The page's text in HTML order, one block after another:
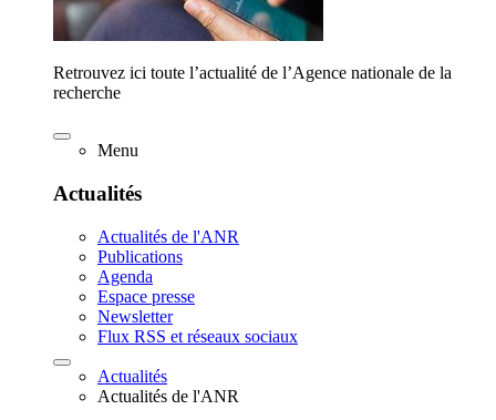
Retrouvez ici toute l’actualité de l’Agence nationale de la
recherche
Menu
Actualités
Actualités de l'ANR
Publications
Agenda
Espace presse
Newsletter
Flux RSS et réseaux sociaux
Actualités
Actualités de l'ANR